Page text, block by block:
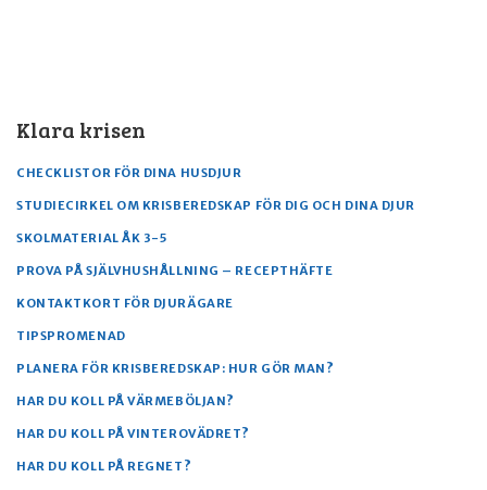
Klara krisen
CHECKLISTOR FÖR DINA HUSDJUR
STUDIECIRKEL OM KRISBEREDSKAP FÖR DIG OCH DINA DJUR
SKOLMATERIAL ÅK 3-5
PROVA PÅ SJÄLVHUSHÅLLNING – RECEPTHÄFTE
KONTAKTKORT FÖR DJURÄGARE
TIPSPROMENAD
PLANERA FÖR KRISBEREDSKAP: HUR GÖR MAN?
HAR DU KOLL PÅ VÄRMEBÖLJAN?
HAR DU KOLL PÅ VINTEROVÄDRET?
HAR DU KOLL PÅ REGNET?